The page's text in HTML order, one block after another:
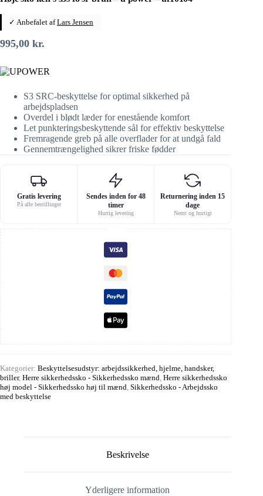
✓ Anbefalet afLars Jensen
995,00 kr.
S3 SRC-beskyttelse for optimal sikkerhed på
arbejdspladsen
Overdel i blødt læder for enestående komfort
Let punkteringsbeskyttende sål for effektiv beskyttelse
Fremragende greb på alle overflader for at undgå fald
Gennemtrængelighed sikrer friske fødder
Gratis levering
På alle bestillinger
Sendes inden for 48
timer
Hurtig levering
Returnering inden 15
dage
Nemt og hurtigt
Kategorier: Beskyttelsesudstyr: arbejdssikkerhed, hjelme, handsker,
briller, Herre sikkerhedssko - Sikkerhedssko mænd Herre sikkerhedssko
høj model - Sikkerhedssko høj til mænd Sikkerhedssko - Arbejdssko
med beskyttelse
Beskrivelse
Yderligere information